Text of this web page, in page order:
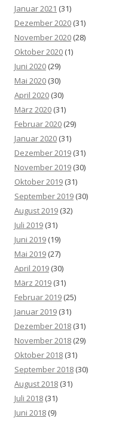
Januar 2021 (31)
Dezember 2020 (31)
November 2020 (28)
Oktober 2020 (1)
Juni 2020 (29)
Mai 2020 (30)
April 2020 (30)
März 2020 (31)
Februar 2020 (29)
Januar 2020 (31)
Dezember 2019 (31)
November 2019 (30)
Oktober 2019 (31)
September 2019 (30)
August 2019 (32)
Juli 2019 (31)
Juni 2019 (19)
Mai 2019 (27)
April 2019 (30)
März 2019 (31)
Februar 2019 (25)
Januar 2019 (31)
Dezember 2018 (31)
November 2018 (29)
Oktober 2018 (31)
September 2018 (30)
August 2018 (31)
Juli 2018 (31)
Juni 2018 (9)